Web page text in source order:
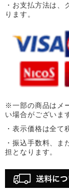
・お支払方法は、
ります。
※一部の商品はメ
い場合がございま
・表示価格は全て
・振込手数料、ま
担となります。